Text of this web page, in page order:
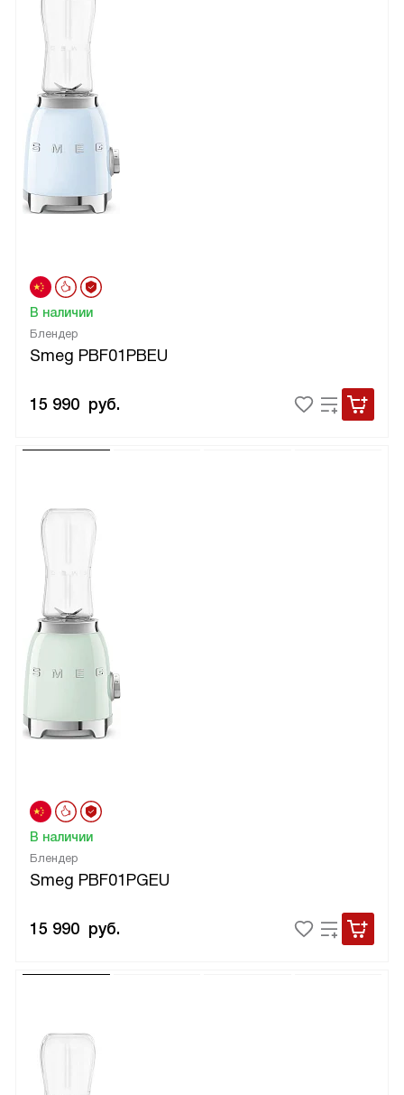
Блендер
Smeg PBF01PBEU
В наличии
15 990 руб.
Блендер
Smeg PBF01PGEU
В наличии
15 990 руб.